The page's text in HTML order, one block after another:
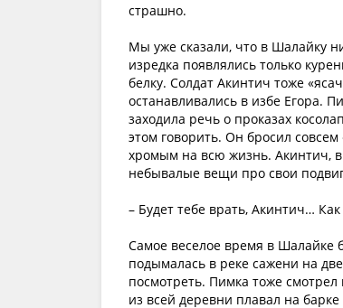
страшно.
Мы уже сказали, что в Шалайку
изредка появлялись только
белку. Солдат Акинтич тоже
останавливались в избе Егора.
заходила речь о проказах
этом говорить. Он бросил совсем
хромым на всю жизнь. Акинтич,
небывалые вещи про свои
– Будет тебе врать, Акинтич…
Самое веселое время в Шалайке
подымалась в реке сажени на
посмотреть. Пимка тоже
из всей деревни плавал на